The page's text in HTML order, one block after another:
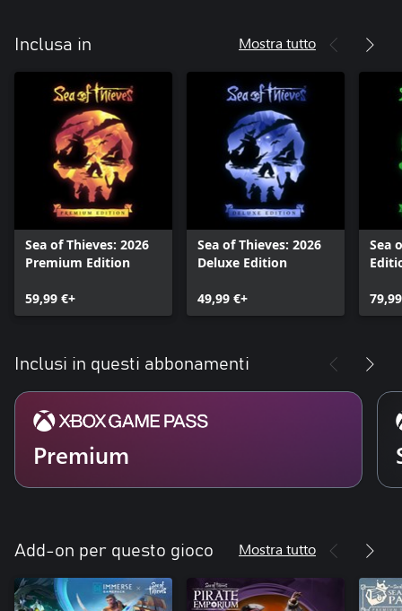
Inclusa in Mostra tutto
Sea of Thieves: 2026
Premium Edition
59,99 €+
Sea of Thieves: 2026
Deluxe Edition
49,99 €+
Sea
Inclusi in questi abbonamenti
Premium
Add-on per questo gioco Mostra tutto